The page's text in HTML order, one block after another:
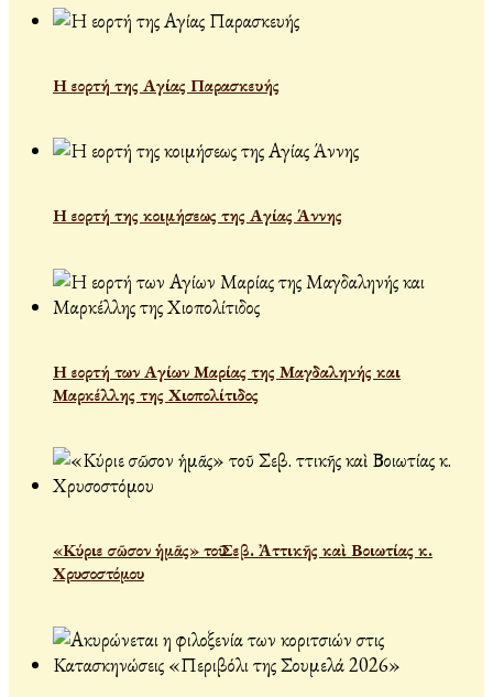
Η εορτή της Αγίας Παρασκευής
Η εορτή της κοιμήσεως της Αγίας Άννης
Η εορτή των Αγίων Μαρίας της Μαγδαληνής και
Μαρκέλλης της Χιοπολίτιδος
«Κύριε σῶσον ἡμᾶς» τοῦ Σεβ. Ἀττικῆς καὶ Βοιωτίας κ.
Χρυσοστόμου